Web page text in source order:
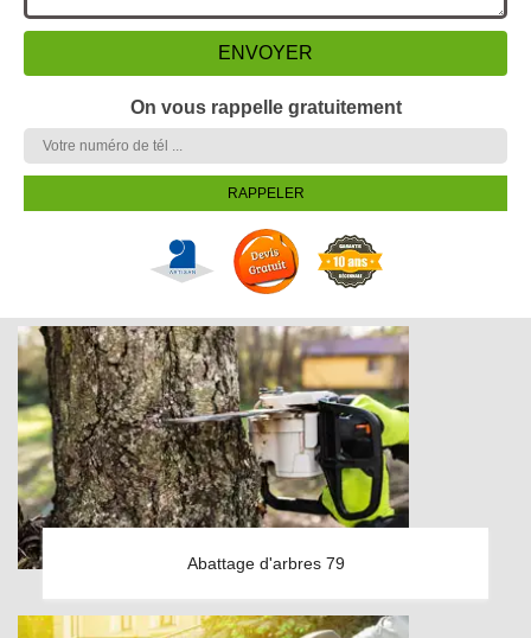
On vous rappelle gratuitement
Abattage d'arbres 79